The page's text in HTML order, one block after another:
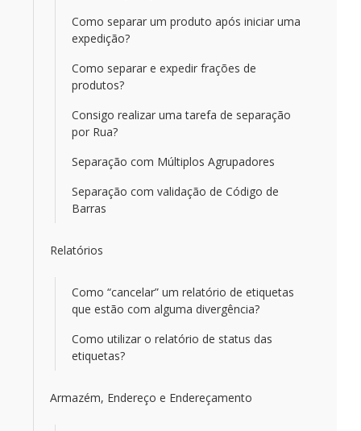
Como separar um produto após iniciar uma
expedição?
Como separar e expedir frações de
produtos?
Consigo realizar uma tarefa de separação
por Rua?
Separação com Múltiplos Agrupadores
Separação com validação de Código de
Barras
Relatórios
Como “cancelar” um relatório de etiquetas
que estão com alguma divergência?
Como utilizar o relatório de status das
etiquetas?
Armazém, Endereço e Endereçamento